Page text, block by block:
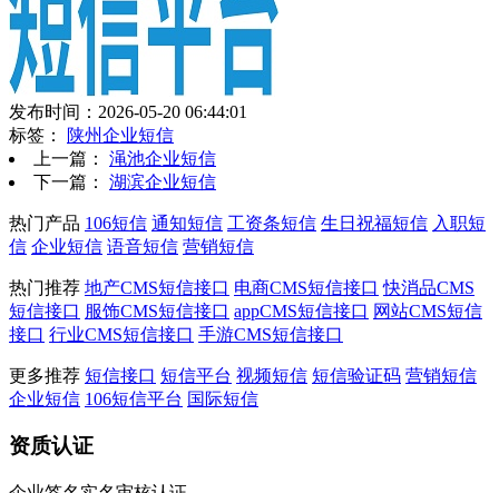
发布时间：2026-05-20 06:44:01
标签：
陕州企业短信
上一篇： 渑池企业短信
下一篇： 湖滨企业短信
热门产品 106短信 通知短信 工资条短信 生日祝福短信 入职短
信 企业短信 语音短信 营销短信
热门推荐 地产CMS短信接口 电商CMS短信接口 快消品CMS
短信接口 服饰CMS短信接口 appCMS短信接口 网站CMS短信
接口 行业CMS短信接口 手游CMS短信接口
更多推荐 短信接口 短信平台 视频短信 短信验证码 营销短信
企业短信 106短信平台 国际短信
资质认证